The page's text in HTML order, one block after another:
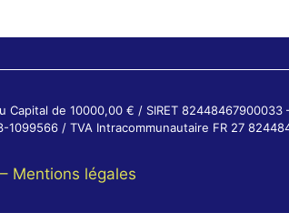
de 10000,00 € / SIRET 82448467900033
/ TVA Intracommunautaire FR 27
Mentions légales